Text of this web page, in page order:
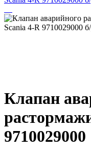
Клапан
9710029000